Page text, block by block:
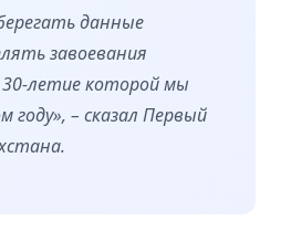
данные
завоевания
летие которой мы
– сказал Первый